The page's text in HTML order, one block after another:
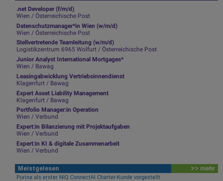
.net Developer (f/m/d)
Wien / Österreichische Post
Datenschutzmanager*in Wien (w/m/d)
Wien / Österreichische Post
Stellvertretende Teamleitung (w/m/d)
Logistikzentrum 6965 Wolfurt / Österreichische Post
Junior Analyst International Mortgages*
Wien / Bawag
Leasingabwicklung Vertriebsinnendienst
Klagenfurt / Bawag
Expert Asset Liability Management
Klagenfurt / Bawag
Portfolio Manager:in Operation
Wien / Verbund
Expert:in Bilanzierung mit Projektaufgaben
Wien / Verbund
Expert:in KI & digitale Zusammenarbeit
Wien / Verbund
Meistgelesen >> mehr
Purina als erster NIQ ConnectAI Charter-Kunde vorgestellt